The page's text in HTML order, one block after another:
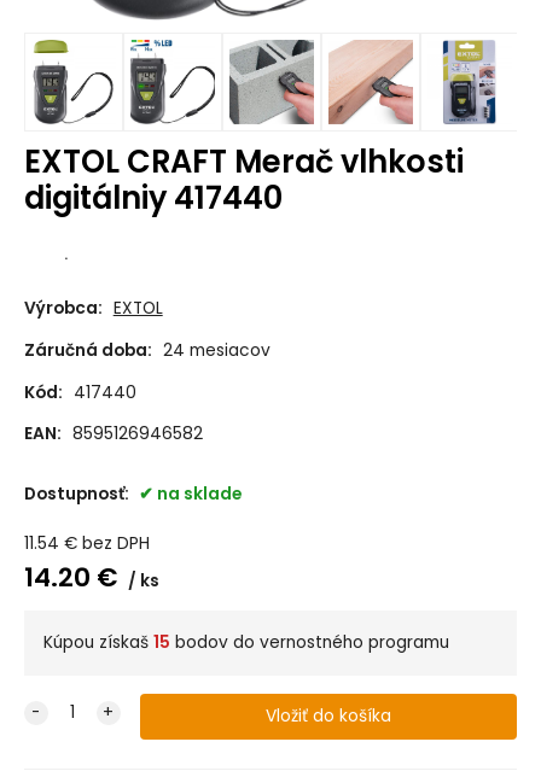
EXTOL CRAFT Merač vlhkosti
digitálniy 417440
.
Výrobca: EXTOL
Záručná doba: 24 mesiacov
Kód: 417440
EAN: 8595126946582
Dostupnosť: na sklade
11.54 € bez DPH
14.20 € ks
Kúpou získaš 15 bodov do vernostného programu